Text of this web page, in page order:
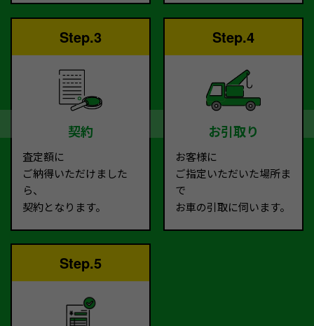
Step.3
契約
査定額に
ご納得いただけました
ら、
契約となります。
Step.4
お引取り
お客様に
ご指定いただいた場所ま
で
お車の引取に伺います。
Step.5